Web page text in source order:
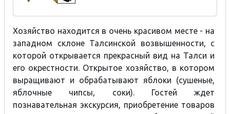
Хозяйство находится в очень красивом месте - на
западном склоне Талсинской возвышенности, с
которой открывается прекрасный вид на Талси и
его окрестности. Открытое хозяйство, в котором
выращивают и обрабатывают яблоки (сушеные,
яблочные чипсы, соки). Гостей ждет
познавательная экскурсия, приобретение товаров